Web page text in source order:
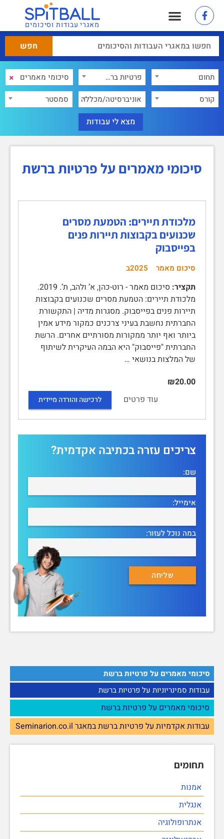
מאגרי עבודות וסיכומים
תחום פרטיות ברשת ×
קורס אוניברסיטה/מכללה סמסטר
סיכומי מאמרים על פרטיות ברשת
עבודות סמינריוניות על פרטיות ברשת
סיכומי מאמרים על פרטיות ברשת
עבודות אקדמיות על פרטיות ברשת במאגר Seminarion.co.il
תחומים
אמנות
אנגלית
אנתרופולוגיה
סיכומי מאמרים על פרטיות ברשת
מלכודת תיירים: הטמעת מסרים
שכנועים בקבוצות תיירות פנים
בפייסבוק
סיכום מאמר 2025ב
תקציר:
סיכום מאמר - רוט-כהן, א’ ולהב, ת’. 2019.
מלכודת תיירים: הטמעת מסרים שכנועים בקבוצות
תיירות פנים בפייסבוק. מסגרות מדיה | התקשורת
החברתית נחשבת בעיני צרכנים כמקור מידע אמין
ביותר ואף יותר ממקורות מסורתיים אחרים. הרשת
החברתית "פייסבוק" היא הבמה העיקרית לשיתוף
של המלצות בנושאי …
₪20.00
עוד פרטים
לרכישה והורדה מיידית
צריכים עזרה בכתיבה אקדמית?
שם:
אימייל:
במה נוכל לעזור: